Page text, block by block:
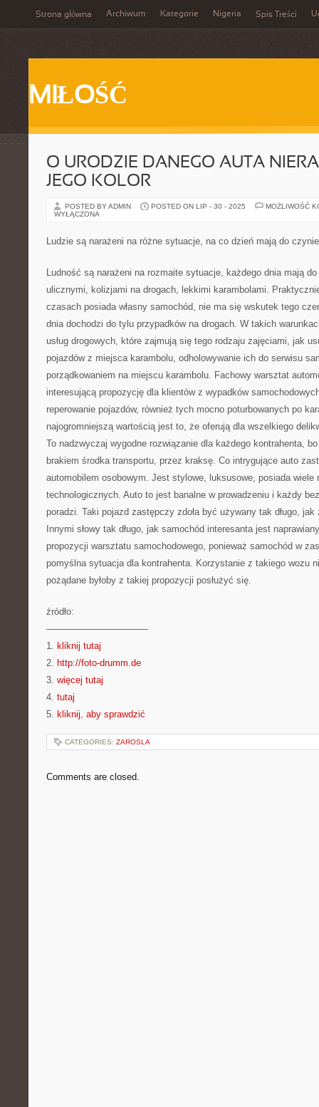
Strona główna Archiwum Kategorie Nigeria Spis Treści
MIŁOŚĆ
O URODZIE DANEGO AUTA
JEGO KOLOR
POSTED BY ADMIN POSTED ON LIP - 30 - 2025
MOŻLIWOŚĆ
WYŁĄCZONA
Ludzie są narażeni na różne sytuacje, na co dzień mają do
Ludność są narażeni na rozmaite sytuacje, każdego dnia mają
ulicznymi, kolizjami na drogach, lekkimi karambolami.
czasach posiada własny samochód, nie ma się wskutek tego
dnia dochodzi do tylu przypadków na drogach. W takich
usług drogowych, które zajmują się tego rodzaju zajęciami, jak
pojazdów z miejsca karambolu, odholowywanie ich do serwisu
porządkowaniem na miejscu karambolu. Fachowy warsztat
interesującą propozycję dla klientów z wypadków
reperowanie pojazdów, również tych mocno poturbowanych po
najogromniejszą wartością jest to, że oferują dla wszelkiego
To nadzwyczaj wygodne rozwiązanie dla każdego kontrahenta,
brakiem środka transportu, przez kraksę. Co intrygujące auto
automobilem osobowym. Jest stylowe, luksusowe, posiada wiele
technologicznych. Auto to jest banalne w prowadzeniu i każdy
poradzi. Taki pojazd zastępczy zdoła być używany tak długo,
Innymi słowy tak długo, jak samochód interesanta jest
propozycji warsztatu samochodowego, ponieważ samochód w
pomyślna sytuacja dla kontrahenta. Korzystanie z takiego wozu
pożądane byłoby z takiej propozycji posłużyć się.
źródło:
———————————
1. kliknij tutaj
2. http://foto-drumm.de
3. więcej tutaj
4. tutaj
5. kliknij, aby sprawdzić
CATEGORIES: ZAROSLA
Comments are closed.